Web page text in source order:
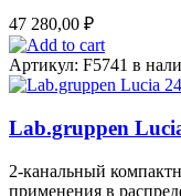
47 280,00 ₽
Артикул: F5741 в
Lab.gruppen
2-канальный
применения в